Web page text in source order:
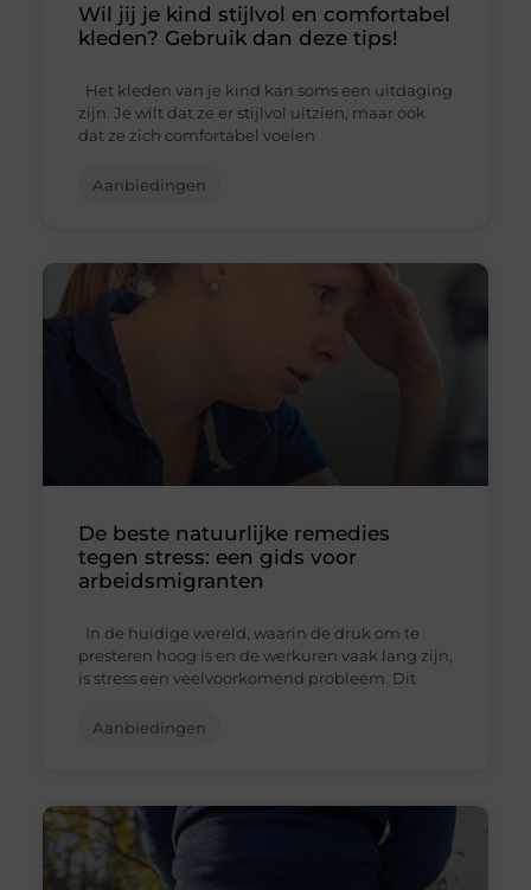
Wil jij je kind stijlvol en comfortabel
kleden? Gebruik dan deze tips!
Het kleden van je kind kan soms een uitdaging
zijn. Je wilt dat ze er stijlvol uitzien, maar ook
dat ze zich comfortabel voelen
Aanbiedingen
De beste natuurlijke remedies
tegen stress: een gids voor
arbeidsmigranten
In de huidige wereld, waarin de druk om te
presteren hoog is en de werkuren vaak lang zijn,
is stress een veelvoorkomend probleem. Dit
Aanbiedingen